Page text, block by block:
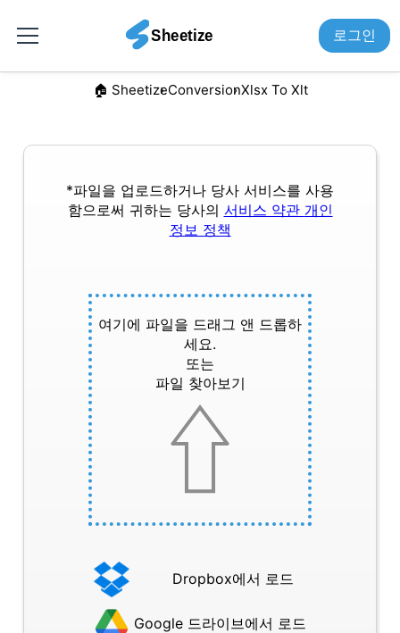
로그인
🏠︎ SheetizeConversionXlsx To Xlt
*파일을 업로드하거나 당사 서비스를 사용
함으로써 귀하는 당사의 서비스 약관 개인
정보 정책
여기에 파일을 드래그 앤 드롭하
세요.
또는
파일 찾아보기
Dropbox에서 로드
Google 드라이브에서 로드